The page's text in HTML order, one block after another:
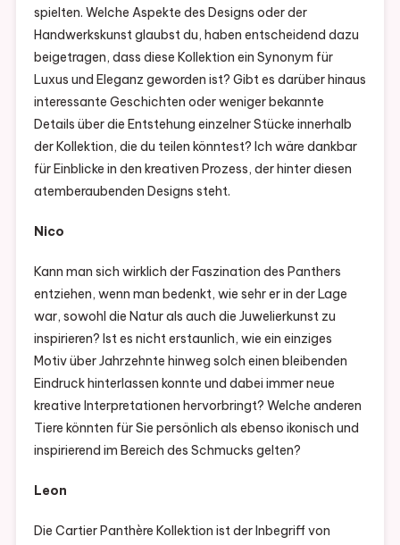
spielten. Welche Aspekte des Designs oder der
Handwerkskunst glaubst du, haben entscheidend dazu
beigetragen, dass diese Kollektion ein Synonym für
Luxus und Eleganz geworden ist? Gibt es darüber hinaus
interessante Geschichten oder weniger bekannte
Details über die Entstehung einzelner Stücke innerhalb
der Kollektion, die du teilen könntest? Ich wäre dankbar
für Einblicke in den kreativen Prozess, der hinter diesen
atemberaubenden Designs steht.
Nico
Kann man sich wirklich der Faszination des Panthers
entziehen, wenn man bedenkt, wie sehr er in der Lage
war, sowohl die Natur als auch die Juwelierkunst zu
inspirieren? Ist es nicht erstaunlich, wie ein einziges
Motiv über Jahrzehnte hinweg solch einen bleibenden
Eindruck hinterlassen konnte und dabei immer neue
kreative Interpretationen hervorbringt? Welche anderen
Tiere könnten für Sie persönlich als ebenso ikonisch und
inspirierend im Bereich des Schmucks gelten?
Leon
Die Cartier Panthère Kollektion ist der Inbegriff von